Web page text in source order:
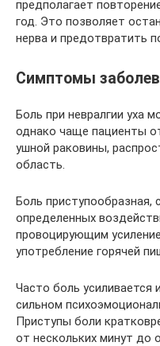
предполагает
год. Это позволяет
нерва и предотвратить
Симптомы
Боль при невралгии уха
однако чаще пациенты
ушной раковины,
область.
Боль приступообразная,
определенных
провоцирующим
употребление горячей
Часто боль усиливается
сильном
Приступы боли
от нескольких минут до